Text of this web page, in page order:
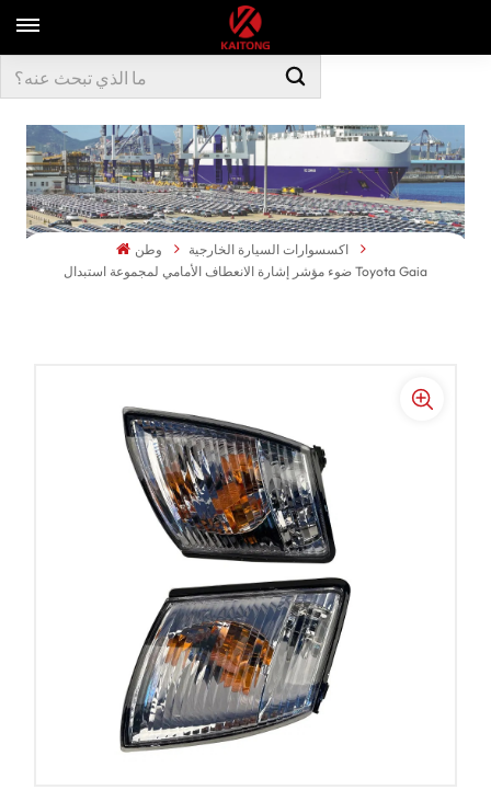
وطن
اكسسوارات السيارة الخارجية
ضوء مؤشر إشارة الانعطاف الأمامي لمجموعة استبدال Toyota Gaia